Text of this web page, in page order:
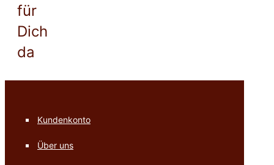
für
Dich
da
Kundenkonto
Über uns